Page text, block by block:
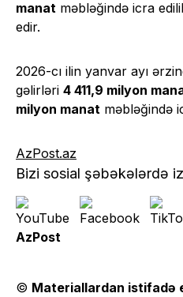
manat məbləğində icra
edir.
2026-cı ilin yanvar ayı
gəlirləri 4 411,9 milyon
milyon manat məbləğində
AzPost.az
Bizi sosial şəbəkələrdə
AzPost
© Materiallardan istifadə